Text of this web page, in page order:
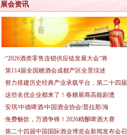
展会资讯
·“2026酒类零售连锁供应链发展大会“将
·第114届全国糖酒会成都产区全景综述
·努力搭建历史经典产业承载平台，第二十四届
·这些名优企业都来了！春糖展商高能剧透
·安琪/中德啤酒/中国酒业协会/普拉那/海
·免费畅饮，万酒争锋！2026精酿啤酒大赛
·第二十四届中国国际酒业博览会新闻发布会召